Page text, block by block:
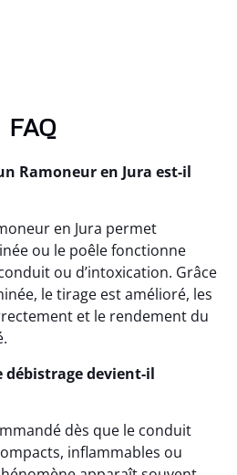
FAQ
Ramoneur en Jura est-il
en Jura permet
ou le poêle fonctionne
ou d’intoxication. Grâce
le tirage est amélioré, les
et le rendement du
débistrage devient-il
dès que le conduit
inflammables ou